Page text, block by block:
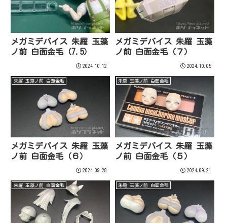
メガミデバイス 朱羅 玉藻
ノ前 白面金毛（7.5）
2024.10.12
メガミデバイス 朱羅 玉藻
ノ前 白面金毛（７）
2024.10.05
朱羅 玉藻ノ前 白面金毛
メガミデバイス 朱羅 玉藻
ノ前 白面金毛（６）
2024.09.28
朱羅 玉藻ノ前 白面金毛
メガミデバイス 朱羅 玉藻
ノ前 白面金毛（５）
2024.09.21
朱羅 玉藻ノ前 白面金毛 朱羅 玉藻ノ前 白面金毛